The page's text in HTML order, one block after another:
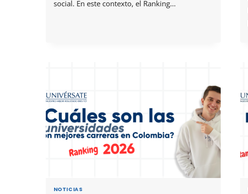
social. En este contexto, el Ranking…
NOTICIAS